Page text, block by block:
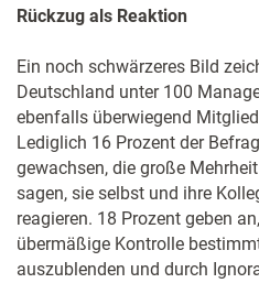
Rückzug als Reaktion
Ein noch schwärzeres Bild
Deutschland unter 100
ebenfalls überwiegend
Lediglich 16 Prozent der
gewachsen, die große
sagen, sie selbst und ihre
reagieren. 18 Prozent geben
übermäßige Kontrolle
auszublenden und durch